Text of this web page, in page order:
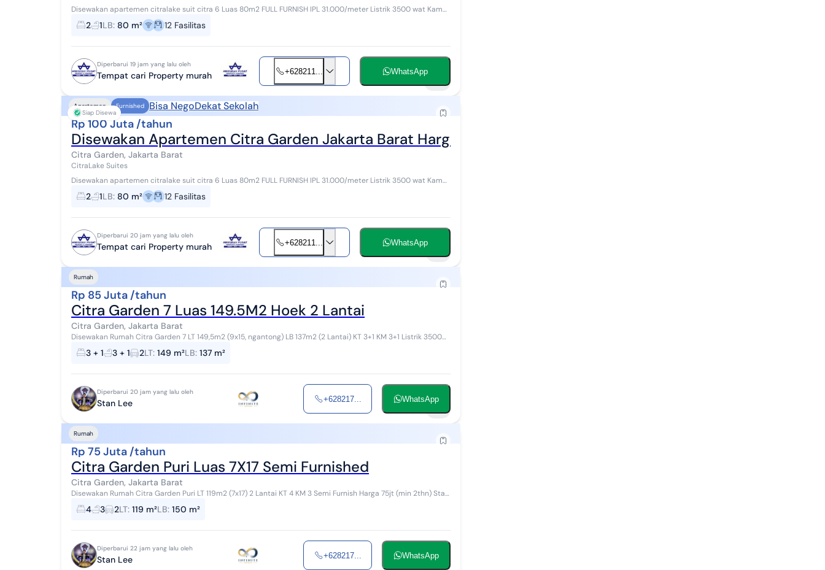
Disewakan apartemen citralake suit citra 6 Luas 80m2 FULL FURNISH IPL 31.000/meter Listrik 3500 wat Kamar
2 1LB: 80 m² 12 Fasilitas
Diperbarui 19 jam yang lalu oleh
Tempat cari Property murah +628211... WhatsApp
Siap Disewa
Apartemen Furnished Bisa NegoDekat Sekolah
Rp 100 Juta /tahun
Disewakan Apartemen Citra Garden Jakarta Barat Harga Nego
Citra Garden, Jakarta Barat
CitraLake Suites
Disewakan apartemen citralake suit citra 6 Luas 80m2 FULL FURNISH IPL 31.000/meter Listrik 3500 wat Kamar
2 1LB: 80 m² 12 Fasilitas
Diperbarui 20 jam yang lalu oleh
Tempat cari Property murah +628211... WhatsApp
Rumah
Rp 85 Juta /tahun
Citra Garden 7 Luas 149.5M2 Hoek 2 Lantai
Citra Garden, Jakarta Barat
Disewakan Rumah Citra Garden 7 LT 149,5m2 (9x15, ngantong) LB 137m2 (2 Lantai) KT 3+1 KM 3+1 Listrik 3500
SHM Hadap Utara Harga Sewa 85jt/thn (mi...
3 + 1 3 + 1 2LT: 149 m²LB: 137 m²
Diperbarui 20 jam yang lalu oleh
Stan Lee +628217... WhatsApp
Rumah
Rp 75 Juta /tahun
Citra Garden Puri Luas 7X17 Semi Furnished
Citra Garden, Jakarta Barat
Disewakan Rumah Citra Garden Puri LT 119m2 (7x17) 2 Lantai KT 4 KM 3 Semi Furnish Harga 75jt (min 2thn) Stan
Lee - Infinite
4 3 2LT: 119 m²LB: 150 m²
Diperbarui 22 jam yang lalu oleh
Stan Lee +628217... WhatsApp